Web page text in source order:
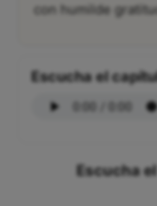
con humilde
Escucha el
Escucha